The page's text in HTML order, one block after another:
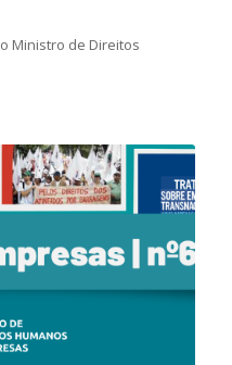
Ministro de Direitos